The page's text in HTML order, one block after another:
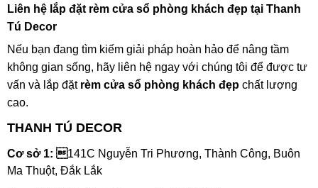
Liên hệ lắp đặt rèm cửa sổ phòng khách đẹp tại Thanh
Tú Decor
Nếu bạn đang tìm kiếm giải pháp hoàn hảo để nâng tầm
không gian sống, hãy liên hệ ngay với chúng tôi để được tư
vấn và lắp đặt rèm cửa sổ phòng khách đẹp chất lượng
cao.
THANH TÚ DECOR
Cơ sở 1: 141C Nguyễn Tri Phương, Thành Công, Buôn
Ma Thuột, Đắk Lắk